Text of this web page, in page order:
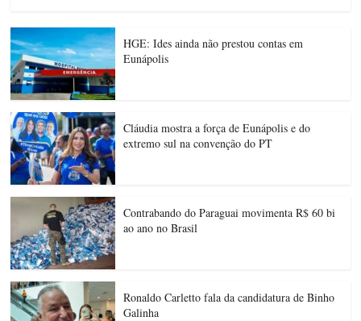
HGE: Ides ainda não prestou contas em
Eunápolis
Cláudia mostra a força de Eunápolis e do
extremo sul na convenção do PT
Contrabando do Paraguai movimenta R$ 60 bi
ao ano no Brasil
Ronaldo Carletto fala da candidatura de Binho
Galinha